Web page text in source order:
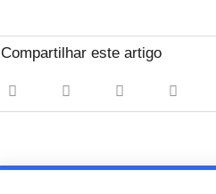
Compartilhar este artigo